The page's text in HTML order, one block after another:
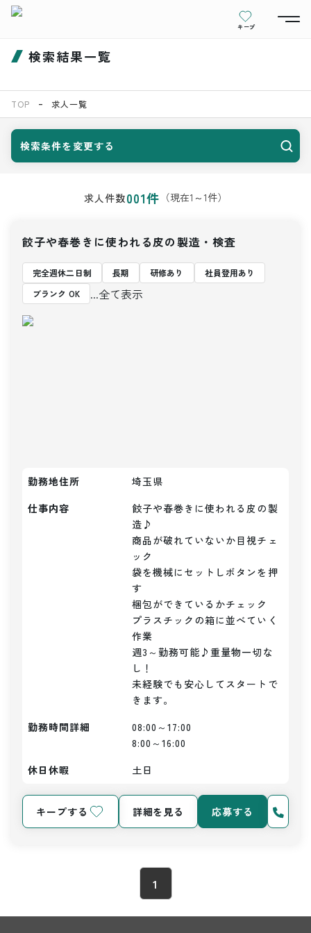
キープ
検索結果一覧
TOP 求人一覧
検索条件を変更する
求人件数001件 （現在1 ～1件）
餃子や春巻きに使われる皮の製造・検査
完全週休二日制 長期 研修あり
社員登用あり
ブランク OK
...全て表示
勤務地住所
埼玉県
仕事内容
餃子や春巻きに使われる皮の製
造♪
商品が破れていないか目視チェ
ック
袋を機械にセットしボタンを押
す
梱包ができているかチェック
プラスチックの箱に並べていく
作業
週3～勤務可能♪重量物一切な
し！
未経験でも安心してスタートで
きます。
勤務時間詳細
08:00～17:00
8:00～16:00
休日休暇
土日
キープする 詳細を見る 応募する
1